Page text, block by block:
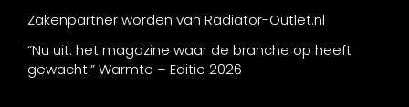
Zakenpartner worden van Radiator-Outlet.nl
“Nu uit: het magazine waar de branche op heeft
gewacht.” Warmte – Editie 2026